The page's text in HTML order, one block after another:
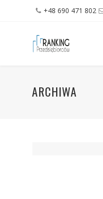
+48 690 471 802
ARCHIWA